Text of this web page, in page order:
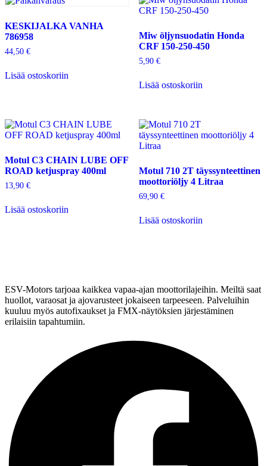
KESKIJALKA VANHA
786958
44,50 €
Lisää ostoskoriin
Miw öljynsuodatin Honda
CRF 150-250-450
5,90 €
Lisää ostoskoriin
Motul C3 CHAIN LUBE OFF
ROAD ketjuspray 400ml
13,90 €
Lisää ostoskoriin
Motul 710 2T täyssynteettinen
moottoriöljy 4 Litraa
69,90 €
Lisää ostoskoriin
ESV-Motors tarjoaa kaikkea vapaa-ajan moottorilajeihin. Meiltä saat
huollot, varaosat ja ajovarusteet jokaiseen tarpeeseen. Palveluihin
kuuluu myös autofixaukset ja FMX-näytöksien järjestäminen
erilaisiin tapahtumiin.